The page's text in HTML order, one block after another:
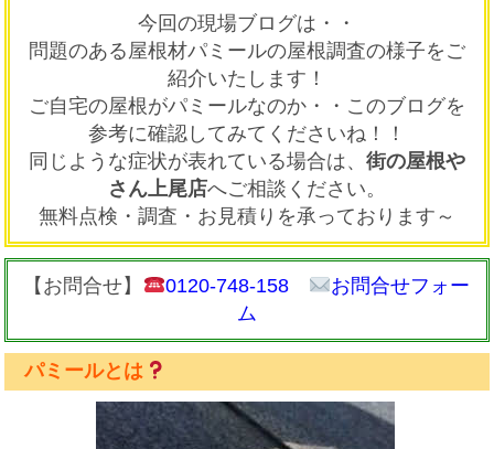
今回の現場ブログは・・
問題のある屋根材パミールの屋根調査の様子をご
紹介いたします！
ご自宅の屋根がパミールなのか・・このブログを
参考に確認してみてくださいね！！
同じような症状が表れている場合は、 街の屋根や
さん上尾店へご相談ください。
無料点検・調査・お見積りを承っております～
【お問合せ】 0120-748-158
お問合せフォー
ム
パミールとは